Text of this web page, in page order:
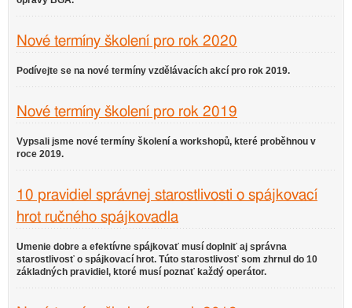
Nové termíny školení pro rok 2020
Podívejte se na nové termíny vzdělávacích akcí pro rok 2019.
Nové termíny školení pro rok 2019
Vypsali jsme nové termíny školení a workshopů, které proběhnou v
roce 2019.
10 pravidiel správnej starostlivosti o spájkovací
hrot ručného spájkovadla
Umenie dobre a efektívne spájkovať musí doplniť aj správna
starostlivosť o spájkovací hrot. Túto starostlivosť som zhrnul do 10
základných pravidiel, ktoré musí poznať každý operátor.